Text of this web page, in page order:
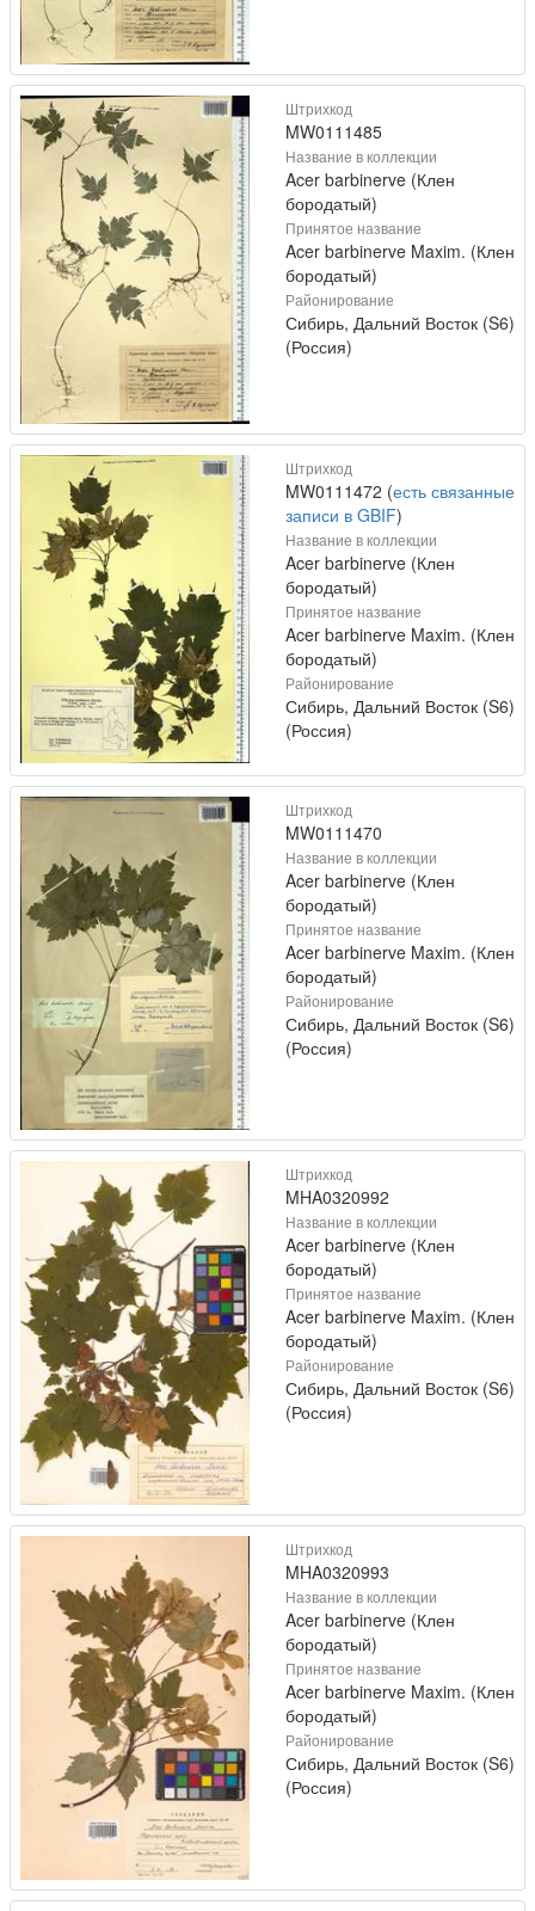
Штрихкод
MW0111485
Название в коллекции
Acer barbinerve (Клен
бородатый)
Принятое название
Acer barbinerve Maxim. (Клен
бородатый)
Районирование
Сибирь, Дальний Восток (S6)
(Россия)
Штрихкод
MW0111472 (есть связанные
записи в GBIF)
Название в коллекции
Acer barbinerve (Клен
бородатый)
Принятое название
Acer barbinerve Maxim. (Клен
бородатый)
Районирование
Сибирь, Дальний Восток (S6)
(Россия)
Штрихкод
MW0111470
Название в коллекции
Acer barbinerve (Клен
бородатый)
Принятое название
Acer barbinerve Maxim. (Клен
бородатый)
Районирование
Сибирь, Дальний Восток (S6)
(Россия)
Штрихкод
MHA0320992
Название в коллекции
Acer barbinerve (Клен
бородатый)
Принятое название
Acer barbinerve Maxim. (Клен
бородатый)
Районирование
Сибирь, Дальний Восток (S6)
(Россия)
Штрихкод
MHA0320993
Название в коллекции
Acer barbinerve (Клен
бородатый)
Принятое название
Acer barbinerve Maxim. (Клен
бородатый)
Районирование
Сибирь, Дальний Восток (S6)
(Россия)